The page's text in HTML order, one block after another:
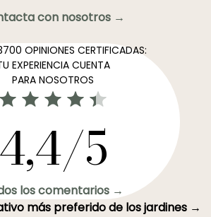
con nosotros →
OPINIONES CERTIFICADAS:
EXPERIENCIA CUENTA
PARA NOSOTROS
4,4/5
los comentarios →
más preferido de los jardines →